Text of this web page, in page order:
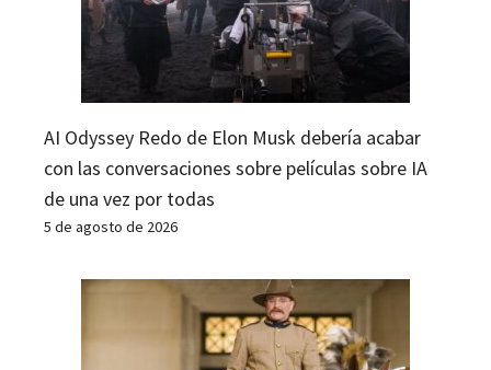
AI Odyssey Redo de Elon Musk debería acabar
con las conversaciones sobre películas sobre IA
de una vez por todas
5 de agosto de 2026